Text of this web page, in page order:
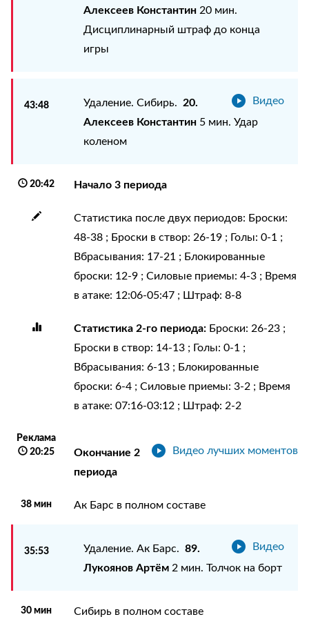
Алексеев Константин20 мин.
Дисциплинарный штраф до конца
игры
43:48 Видео
Удаление. Сибирь. 20.
Алексеев Константин5 мин. Удар
коленом
20:42 Начало 3 периода
Статистика после двух периодов: Броски:
48-38 ; Броски в створ: 26-19 ; Голы: 0-1 ;
Вбрасывания: 17-21 ; Блокированные
броски: 12-9 ; Силовые приемы: 4-3 ; Время
в атаке: 12:06-05:47 ; Штраф: 8-8
Статистика 2-го периода: Броски: 26-23 ;
Броски в створ: 14-13 ; Голы: 0-1 ;
Вбрасывания: 6-13 ; Блокированные
броски: 6-4 ; Силовые приемы: 3-2 ; Время
в атаке: 07:16-03:12 ; Штраф: 2-2
Реклама
20:25
Видео лучших моментов
Окончание 2
периода
38 мин Ак Барс в полном составе
35:53 Видео
Удаление. Ак Барс. 89.
Лукоянов Артём2 мин. Толчок на борт
30 мин Сибирь в полном составе